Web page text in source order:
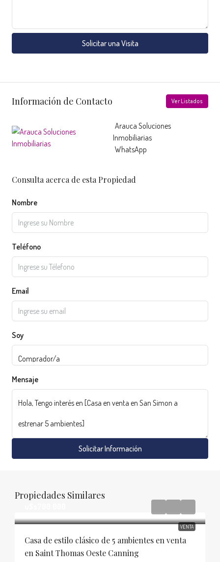
Solicitar una Visita
Información de Contacto Ver Listados
Arauca Soluciones
Inmobiliarias
WhatsApp
Consulta acerca de esta Propiedad
Nombre
Teléfono
Email
Soy
Mensaje
Solicitar Información
Propiedades Similares
VENTA
Casa de estilo clásico de 5 ambientes en venta
en Saint Thomas Oeste Canning